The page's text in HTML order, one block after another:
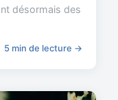
désormais des
5 min de lecture →